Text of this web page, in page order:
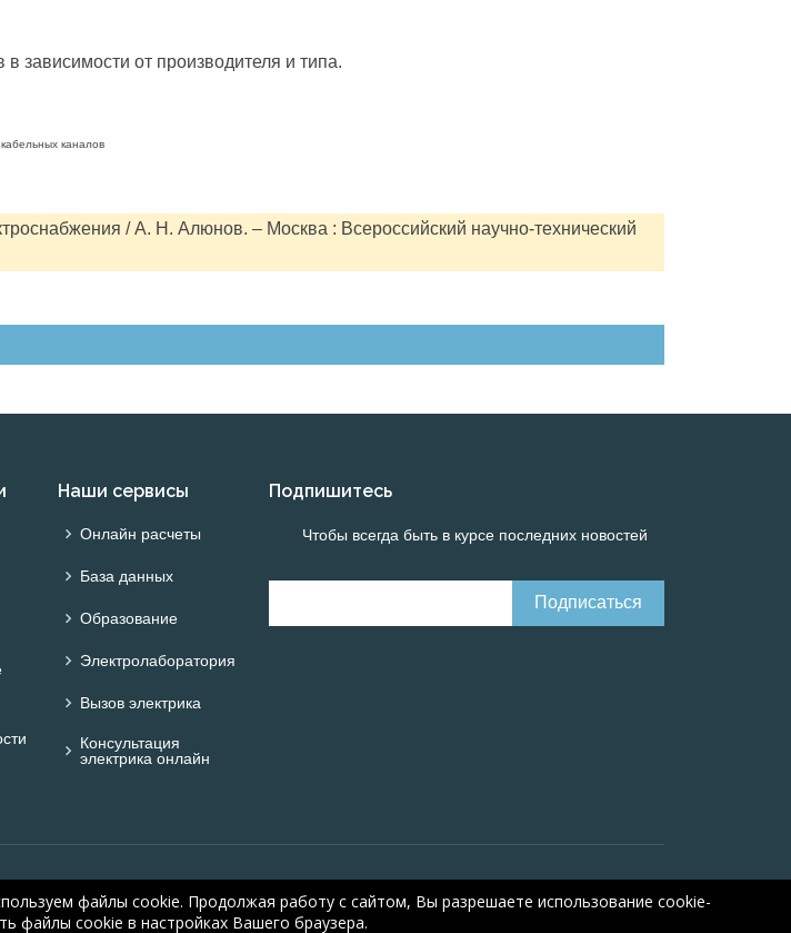
зависимости от производителя и типа.
каналов
/ А. Н. Алюнов. – Москва : Всероссийский научно-технический
Наши сервисы
Онлайн расчеты
База данных
Образование
Электролаборатория
Вызов электрика
Консультация
электрика онлайн
Подпишитесь
Чтобы всегда быть в курсе последних новостей
electric.ru, 2008-2026
файлы cookie. Продолжая работу с сайтом, Вы разрешаете использование cookie-
файлы cookie в настройках Вашего браузера.